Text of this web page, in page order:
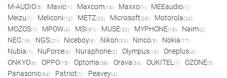
M-AUDIO(5) Mavic(1) Maxcom(18) Maxxo(1) MEEaudio(1)
Meizu(1) Meliconi(12) METZ(20) Microsoft(26) Motorola(24)
MOZOS(1) MPOW(4) MSI(91) MUSE(32) MYPHONE(16) Naim(2)
NEC(16) NGS(21) Niceboy(6) Nikon(33) Ninco(5) Nokia(17)
Nubia(1) NuForce(4) Nuraphone(2) Olympus(10) Oneplus(4)
ONKYO(6) OPPO(15) Optoma(38) Orava(34) OUKITEL (1) OZONE(5)
Panasonic(94) Patriot(1) Peavey(4)